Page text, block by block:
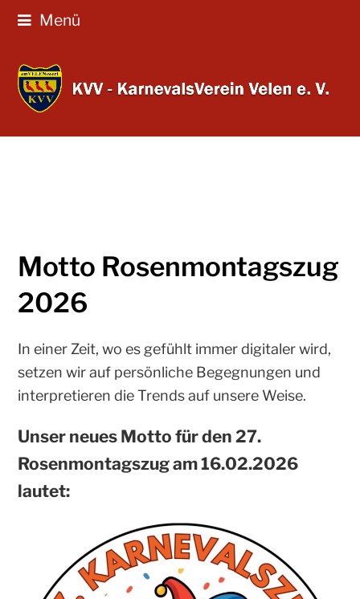
Menü
Motto Rosenmontagszug
2026
In einer Zeit, wo es gefühlt immer digitaler wird,
setzen wir auf persönliche Begegnungen und
interpretieren die Trends auf unsere Weise.
Unser neues Motto für den 27.
Rosenmontagszug am 16.02.2026
lautet: